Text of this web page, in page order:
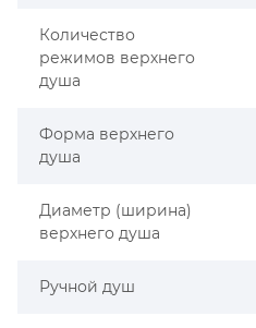
Количество
режимов верхнего
душа
Форма верхнего
душа
Диаметр (ширина)
верхнего душа
Ручной душ